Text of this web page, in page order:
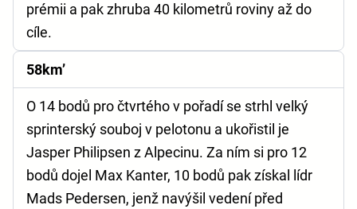
prémii a pak zhruba 40 kilometrů roviny až do
cíle.
58km’
O 14 bodů pro čtvrtého v pořadí se strhl velký
sprinterský souboj v pelotonu a ukořistil je
Jasper Philipsen z Alpecinu. Za ním si pro 12
bodů dojel Max Kanter, 10 bodů pak získal lídr
Mads Pedersen, jenž navýšil vedení před